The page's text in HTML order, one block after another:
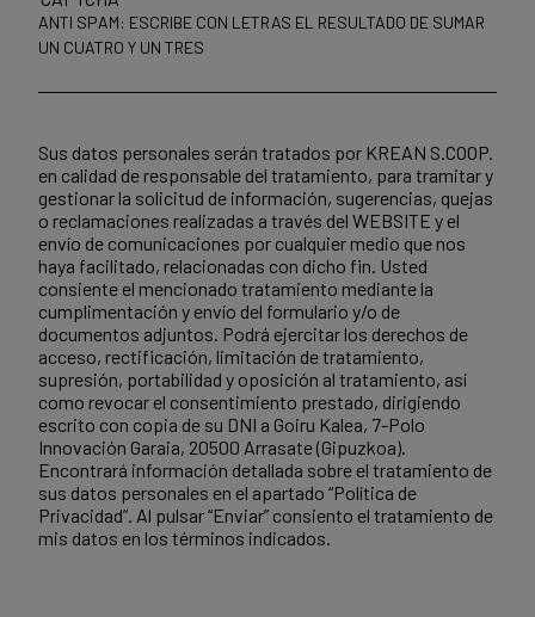
ANTI SPAM: ESCRIBE CON LETRAS EL RESULTADO DE SUMAR
UN CUATRO Y UN TRES
Sus datos personales serán tratados por KREAN S.COOP.
en calidad de responsable del tratamiento, para tramitar y
gestionar la solicitud de información, sugerencias, quejas
o reclamaciones realizadas a través del WEBSITE y el
envío de comunicaciones por cualquier medio que nos
haya facilitado, relacionadas con dicho fin. Usted
consiente el mencionado tratamiento mediante la
cumplimentación y envío del formulario y/o de
documentos adjuntos. Podrá ejercitar los derechos de
acceso, rectificación, limitación de tratamiento,
supresión, portabilidad y oposición al tratamiento, así
como revocar el consentimiento prestado, dirigiendo
escrito con copia de su DNI a Goiru Kalea, 7-Polo
Innovación Garaia, 20500 Arrasate (Gipuzkoa).
Encontrará información detallada sobre el tratamiento de
sus datos personales en el apartado “Política de
Privacidad”. Al pulsar “Enviar” consiento el tratamiento de
mis datos en los términos indicados.